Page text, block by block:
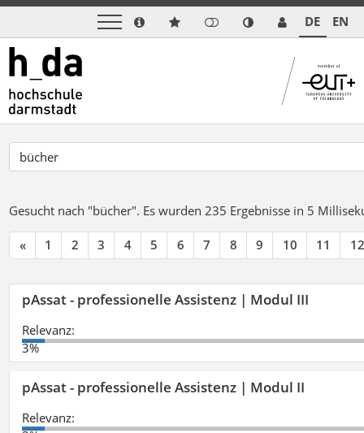
DE EN
Gesucht nach "bücher". Es wurden 235 Ergebnisse in 5
« 1 2 3 4 5 6 7 8 9 10 11 12
pAssat - professionelle Assistenz | Modul III
Relevanz:
3%
pAssat - professionelle Assistenz | Modul II
Relevanz: